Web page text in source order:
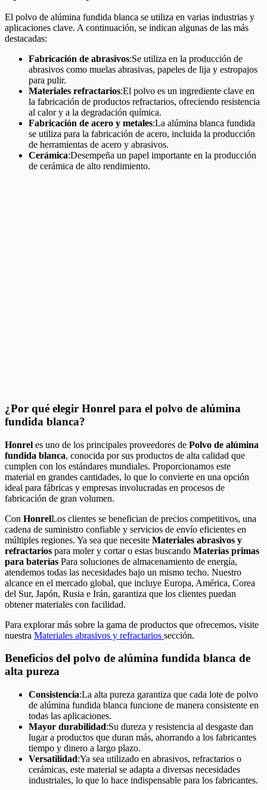
El polvo de alúmina fundida blanca se utiliza en varias industrias y
aplicaciones clave. A continuación, se indican algunas de las más
destacadas:
Fabricación de abrasivos:Se utiliza en la producción de
abrasivos como muelas abrasivas, papeles de lija y estropajos
para pulir.
Materiales refractarios:El polvo es un ingrediente clave en
la fabricación de productos refractarios, ofreciendo resistencia
al calor y a la degradación química.
Fabricación de acero y metales:La alúmina blanca fundida
se utiliza para la fabricación de acero, incluida la producción
de herramientas de acero y abrasivos.
Cerámica:Desempeña un papel importante en la producción
de cerámica de alto rendimiento.
¿Por qué elegir Honrel para el polvo de alúmina
fundida blanca?
Honrel es uno de los principales proveedores de Polvo de alúmina
fundida blanca, conocida por sus productos de alta calidad que
cumplen con los estándares mundiales. Proporcionamos este
material en grandes cantidades, lo que lo convierte en una opción
ideal para fábricas y empresas involucradas en procesos de
fabricación de gran volumen.
Con HonrelLos clientes se benefician de precios competitivos, una
cadena de suministro confiable y servicios de envío eficientes en
múltiples regiones. Ya sea que necesite Materiales abrasivos y
refractarios para moler y cortar o estas buscando Materias primas
para baterías Para soluciones de almacenamiento de energía,
atendemos todas las necesidades bajo un mismo techo. Nuestro
alcance en el mercado global, que incluye Europa, América, Corea
del Sur, Japón, Rusia e Irán, garantiza que los clientes puedan
obtener materiales con facilidad.
Para explorar más sobre la gama de productos que ofrecemos, visite
nuestra Materiales abrasivos y refractarios sección.
Beneficios del polvo de alúmina fundida blanca de
alta pureza
Consistencia:La alta pureza garantiza que cada lote de polvo
de alúmina fundida blanca funcione de manera consistente en
todas las aplicaciones.
Mayor durabilidad:Su dureza y resistencia al desgaste dan
lugar a productos que duran más, ahorrando a los fabricantes
tiempo y dinero a largo plazo.
Versatilidad:Ya sea utilizado en abrasivos, refractarios o
cerámicas, este material se adapta a diversas necesidades
industriales, lo que lo hace indispensable para los fabricantes.